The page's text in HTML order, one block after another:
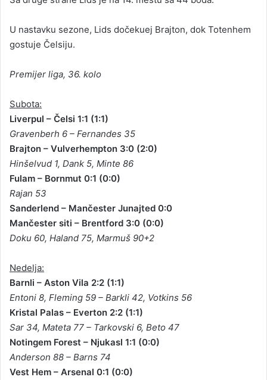
U nastavku sezone, Lids dočekuej Brajton, dok Totenhem
gostuje Čelsiju.
Premijer liga, 36. kolo
Subota:
Liverpul – Čelsi 1:1 (1:1)
Gravenberh 6 – Fernandes 35
Brajton – Vulverhempton 3:0 (2:0)
Hinšelvud 1, Dank 5, Minte 86
Fulam – Bornmut 0:1 (0:0)
Rajan 53
Sanderlend – Mančester Junajted 0:0
Mančester siti – Brentford 3:0 (0:0)
Doku 60, Haland 75, Marmuš 90+2
Nedelja:
Barnli – Aston Vila 2:2 (1:1)
Entoni 8, Fleming 59 – Barkli 42, Votkins 56
Kristal Palas – Everton 2:2 (1:1)
Sar 34, Mateta 77 – Tarkovski 6, Beto 47
Notingem Forest – Njukasl 1:1 (0:0)
Anderson 88 – Barns 74
Vest Hem – Arsenal 0:1 (0:0)